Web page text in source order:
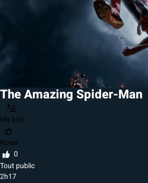
The Amazing Spider-Man
Ma liste
Noter
0
Tout public
2h17